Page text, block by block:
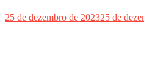
25 de dezembro de 202325 de